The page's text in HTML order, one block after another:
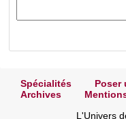
Spécialités Poser
Archives
L'Univers